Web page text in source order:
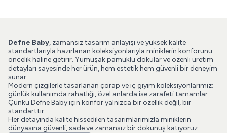
Defne Baby, zamansız tasarım anlayışı ve yüksek kalite
standartlarıyla hazırlanan koleksiyonlarıyla miniklerin konforunu
öncelik haline getirir. Yumuşak pamuklu dokular ve özenli üretim
detayları sayesinde her ürün, hem estetik hem güvenli bir deneyim
sunar.
Modern çizgilerle tasarlanan çorap ve iç giyim koleksiyonlarımız;
günlük kullanımda rahatlığı, özel anlarda ise zarafeti tamamlar.
Çünkü Defne Baby için konfor yalnızca bir özellik değil, bir
standarttır.
Her detayında kalite hissedilen tasarımlarımızla miniklerin
dünyasına güvenli, sade ve zamansız bir dokunuş katıyoruz.